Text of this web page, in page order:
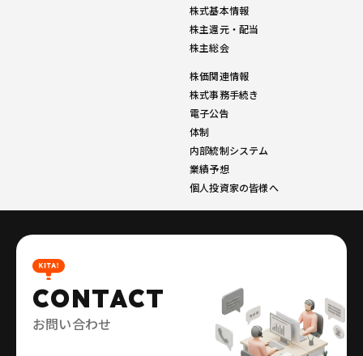
株式基本情報
株主還元・配当
株主総会
株価関連情報
株式事務手続き
電子公告
体制
内部統制システム
業績予想
個人投資家の皆様へ
CONTACT
お問い合わせ